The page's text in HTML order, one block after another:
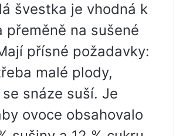
švestka je vhodná k
přeměně na sušené
přísné požadavky:
malé plody,
snáze suší. Je
ovoce obsahovalo